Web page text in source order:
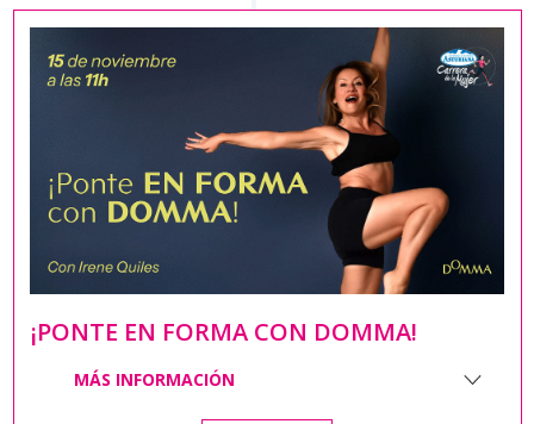
¡PONTE EN FORMA CON DOMMA!
MÁS INFORMACIÓN